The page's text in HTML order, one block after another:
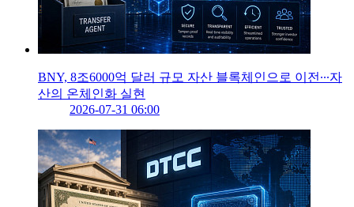
BNY, 8조6000억 달러 규모 자산 블록체인으로 이전∙∙∙자
산의 온체인화 실현
2026-07-31 06:00